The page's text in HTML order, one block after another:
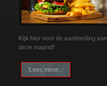
Kijk hier voor de aanbieding van
deze maand!
Lees meer...